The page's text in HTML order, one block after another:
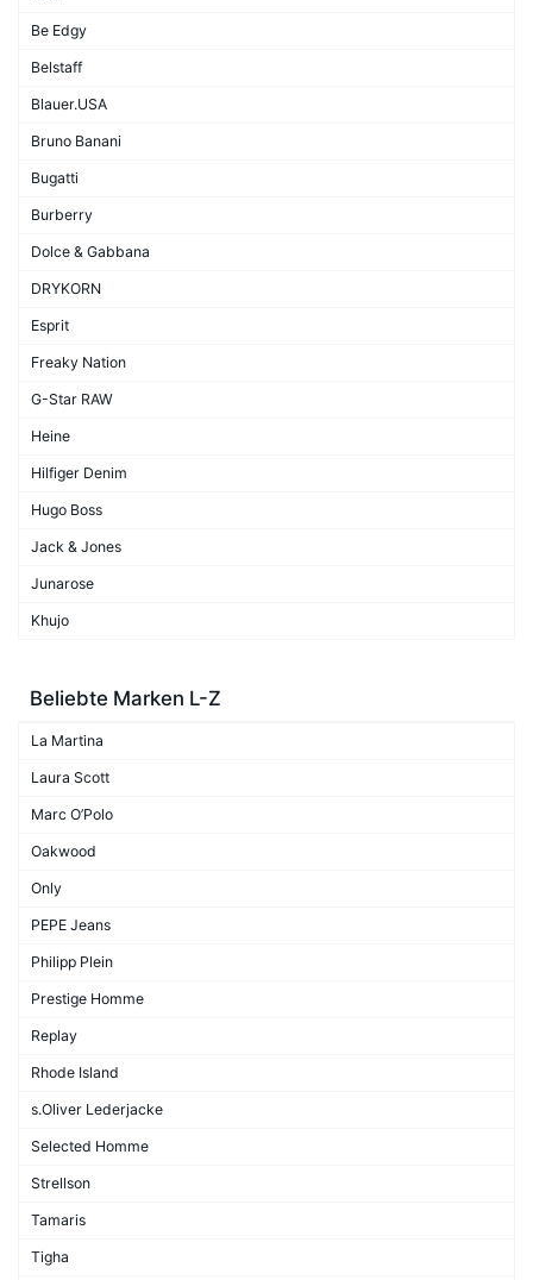
Be Edgy
Belstaff
Blauer.USA
Bruno Banani
Bugatti
Burberry
Dolce & Gabbana
DRYKORN
Esprit
Freaky Nation
G-Star RAW
Heine
Hilfiger Denim
Hugo Boss
Jack & Jones
Junarose
Khujo
Beliebte Marken L-Z
La Martina
Laura Scott
Marc O’Polo
Oakwood
Only
PEPE Jeans
Philipp Plein
Prestige Homme
Replay
Rhode Island
s.Oliver Lederjacke
Selected Homme
Strellson
Tamaris
Tigha